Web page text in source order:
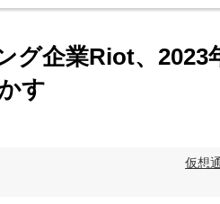
グ企業Riot、2023
す
仮想